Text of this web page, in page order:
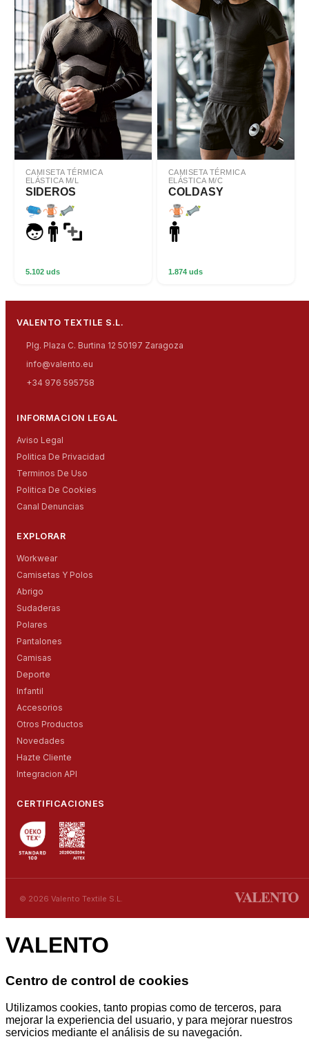
CAMISETA TÉRMICA
ELÁSTICA M/L
SIDEROS
5.102 uds
CAMISETA TÉRMICA
ELÁSTICA M/C
COLDASY
1.874 uds
VALENTO TEXTILE S.L.
Plg. Plaza C. Burtina 12 50197 Zaragoza
info@valento.eu
+34 976 595758
INFORMACION LEGAL
Aviso Legal
Politica De Privacidad
Terminos De Uso
Politica De Cookies
Canal Denuncias
EXPLORAR
Workwear
Camisetas Y Polos
Abrigo
Sudaderas
Polares
Pantalones
Camisas
Deporte
Infantil
Accesorios
Otros Productos
Novedades
Hazte Cliente
Integracion API
CERTIFICACIONES
© 2026 Valento Textile S.L.
VALENTO
Centro de control de cookies
Utilizamos cookies, tanto propias como de terceros, para
mejorar la experiencia del usuario, y para mejorar nuestros
servicios mediante el análisis de su navegación.